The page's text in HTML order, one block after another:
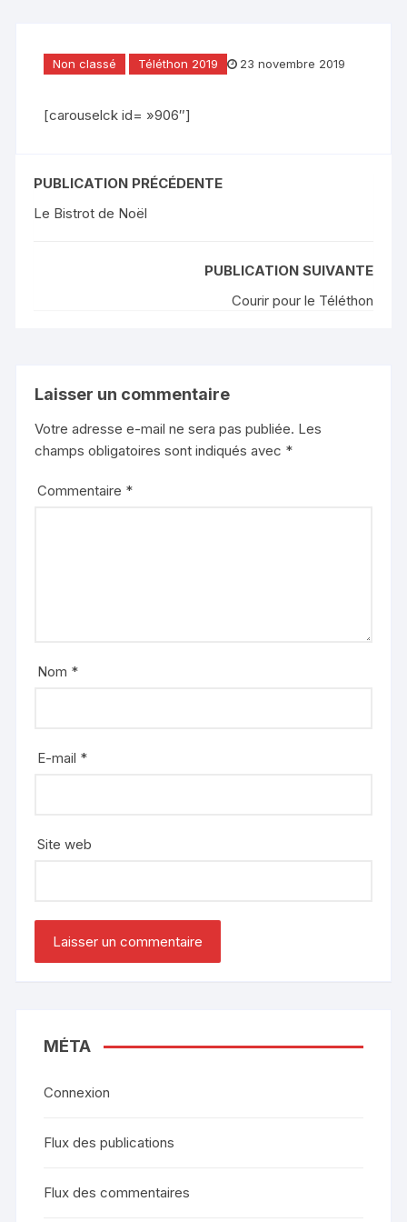
Non classé Téléthon 2019 23 novembre 2019
[carouselck id= »906″]
PUBLICATION PRÉCÉDENTE
Le Bistrot de Noël
PUBLICATION SUIVANTE
Courir pour le Téléthon
Laisser un commentaire
Votre adresse e-mail ne sera pas publiée. Les
champs obligatoires sont indiqués avec *
Commentaire *
Nom *
E-mail *
Site web
MÉTA
Connexion
Flux des publications
Flux des commentaires